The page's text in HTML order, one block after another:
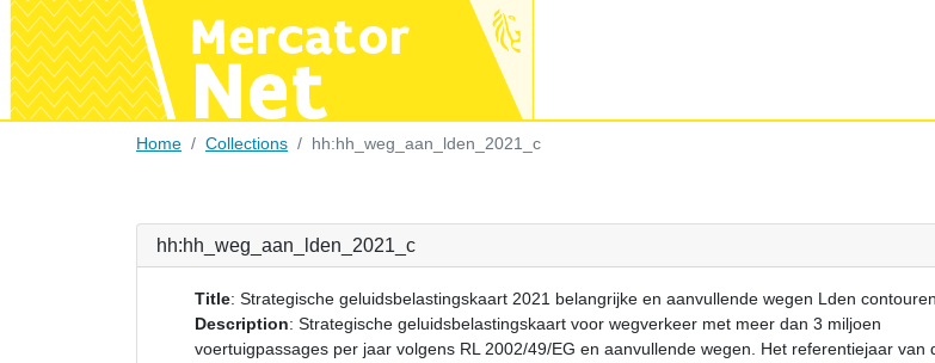
Home Collections hh:hh_weg_aan_lden_2021_c
hh:hh_weg_aan_lden_2021_c
Title: Strategische geluidsbelastingskaart 2021 belangrijke en aanvullende wegen Lden contouren
Description: Strategische geluidsbelastingskaart voor wegverkeer met meer dan 3 miljoen
voertuigpassages per jaar volgens RL 2002/49/EG en aanvullende wegen. Het referentiejaar van